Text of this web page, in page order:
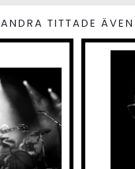
ANDRA TITTADE